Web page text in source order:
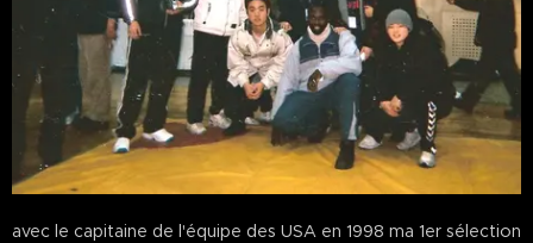
avec le capitaine de l'équipe des USA en 1998 ma 1er sélection